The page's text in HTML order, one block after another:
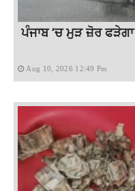
ਪੰਜਾਬ ‘ਚ ਮੁੜ ਜ਼ੋਰ
Aug 10, 2026 12:49 Pm